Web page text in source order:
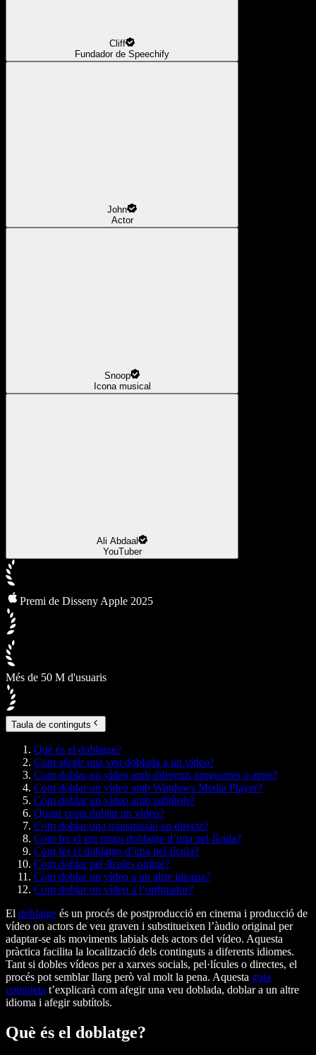
Cliff
Fundador de Speechify
John
Actor
Snoop
Icona musical
Ali Abdaal
YouTuber
Premi de Disseny Apple 2025
Més de 50 M d'usuaris
Taula de continguts
Què és el doblatge?
Com afegir una veu doblada a un vídeo?
Com doblar un vídeo amb diferents programes o apps?
Com doblar un vídeo amb Windows Media Player?
Com doblar un vídeo amb subtítols?
Quant costa doblar un vídeo?
Com doblar una transmissió en directe?
Com fer el teu propi doblatge d’una pel·lícula?
Com fer el doblatge d’una pel·lícula?
Com doblar pel·lícules online?
Com doblar un vídeo a un altre idioma?
Com doblar un vídeo a l’ordinador?
El doblatge és un procés de postproducció en cinema i producció de
vídeo on actors de veu graven i substitueixen l’àudio original per
adaptar-se als moviments labials dels actors del vídeo. Aquesta
pràctica facilita la localització dels continguts a diferents idiomes.
Tant si dobles vídeos per a xarxes socials, pel·lícules o directes, el
procés pot semblar llarg però val molt la pena. Aquesta guia
completa t’explicarà com afegir una veu doblada, doblar a un altre
idioma i afegir subtítols.
Què és el doblatge?